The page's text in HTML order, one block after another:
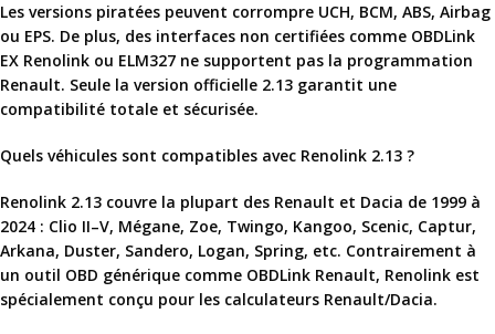
Les versions piratées peuvent corrompre UCH, BCM, ABS, Airbag
ou EPS. De plus, des interfaces non certifiées comme OBDLink
EX Renolink ou ELM327 ne supportent pas la programmation
Renault. Seule la version officielle 2.13 garantit une
compatibilité totale et sécurisée.
Quels véhicules sont compatibles avec Renolink 2.13 ?
Renolink 2.13 couvre la plupart des Renault et Dacia de 1999 à
2024 : Clio II–V, Mégane, Zoe, Twingo, Kangoo, Scenic, Captur,
Arkana, Duster, Sandero, Logan, Spring, etc. Contrairement à
un outil OBD générique comme OBDLink Renault, Renolink est
spécialement conçu pour les calculateurs Renault/Dacia.